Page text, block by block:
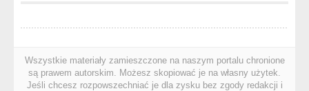
Wszystkie materiały zamieszczone na naszym portalu chronione
są prawem autorskim. Możesz skopiować je na własny użytek.
Jeśli chcesz rozpowszechniać je dla zysku bez zgody redakcji i